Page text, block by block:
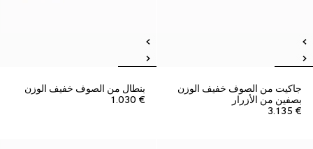
جاكيت من الصوف خفيف الوزن
بصفين من الأزرار
€ 3.135
بنطال من الصوف خفيف الوزن
€ 1.030